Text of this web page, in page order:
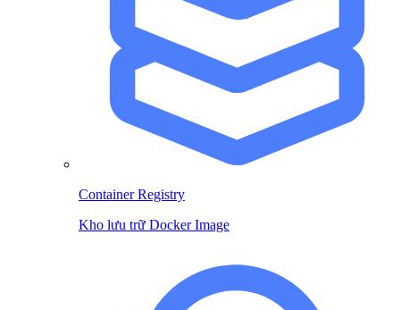
Container Registry
Kho lưu trữ Docker Image